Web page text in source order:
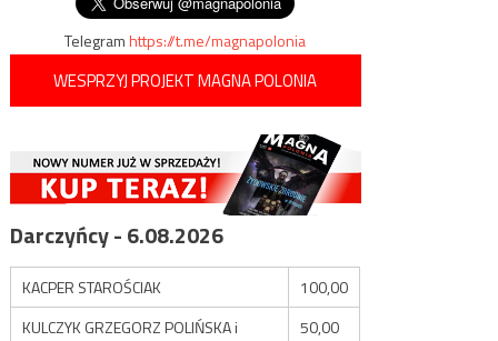
Telegramhttps://t.me/magnapolonia
WESPRZYJ PROJEKT MAGNA POLONIA
Darczyńcy - 6.08.2026
KACPER STAROŚCIAK
100,00
KULCZYK GRZEGORZ POLIŃSKA i
50,00